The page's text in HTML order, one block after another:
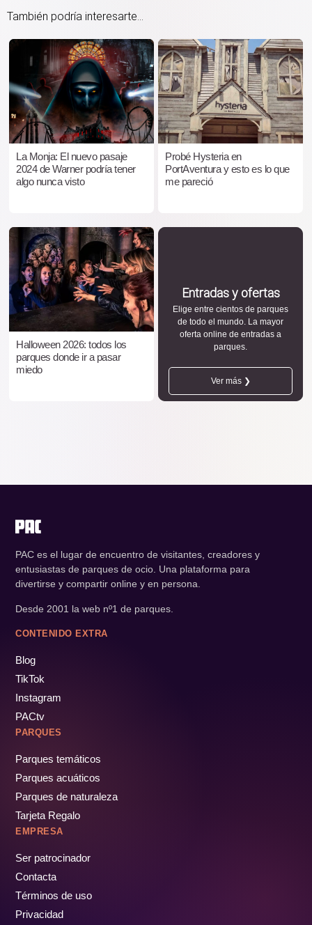
También podría interesarte...
La Monja: El nuevo pasaje
2024 de Warner podría tener
algo nunca visto
Probé Hysteria en
PortAventura y esto es lo que
me pareció
Halloween 2026: todos los
parques donde ir a pasar
miedo
Entradas y ofertas
Elige entre cientos de parques
de todo el mundo. La mayor
oferta online de entradas a
parques.
Ver más ❯
PAC es el lugar de encuentro de visitantes, creadores y
entusiastas de parques de ocio. Una plataforma para
divertirse y compartir online y en persona.
Desde 2001 la web nº1 de parques.
CONTENIDO EXTRA
Blog
TikTok
Instagram
PACtv
PARQUES
Parques temáticos
Parques acuáticos
Parques de naturaleza
Tarjeta Regalo
EMPRESA
Ser patrocinador
Contacta
Términos de uso
Privacidad